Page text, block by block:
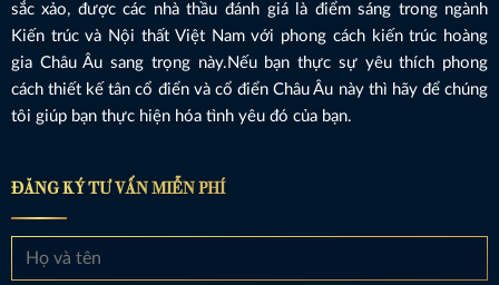
sắc xảo, được các nhà thầu đánh giá là điểm sáng trong ngành
Kiến trúc và Nội thất Việt Nam với phong cách kiến trúc hoàng
gia Châu Âu sang trọng này.Nếu bạn thực sự yêu thích phong
cách thiết kế tân cổ điển và cổ điển Châu Âu này thì hãy để chúng
tôi giúp bạn thực hiện hóa tình yêu đó của bạn.
ĐĂNG KÝ TƯ VẤN MIỄN PHÍ